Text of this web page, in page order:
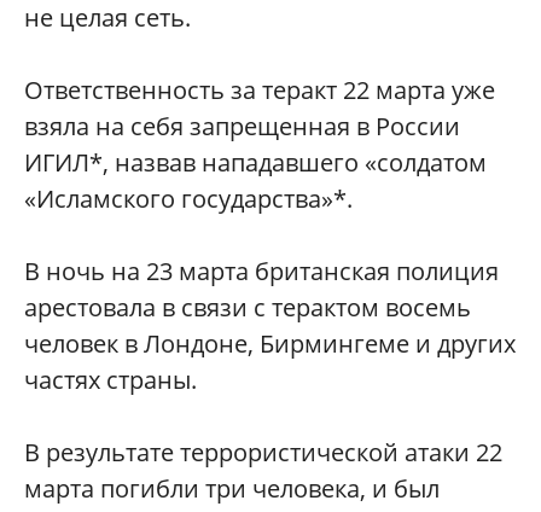
не целая сеть.
Ответственность за теракт 22 марта уже
взяла на себя запрещенная в России
ИГИЛ*, назвав нападавшего «солдатом
«Исламского государства»*.
В ночь на 23 марта британская полиция
арестовала в связи с терактом восемь
человек в Лондоне, Бирмингеме и других
частях страны.
В результате террористической атаки 22
марта погибли три человека, и был